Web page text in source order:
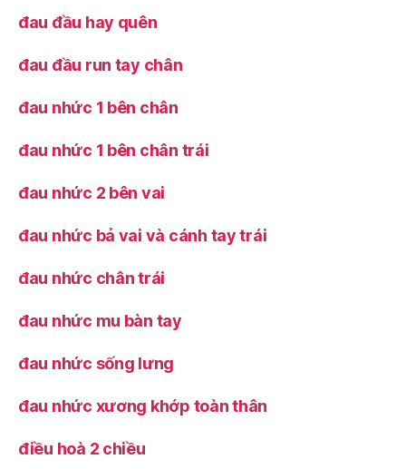
đau đầu hay quên
đau đầu run tay chân
đau nhức 1 bên chân
đau nhức 1 bên chân trái
đau nhức 2 bên vai
đau nhức bả vai và cánh tay trái
đau nhức chân trái
đau nhức mu bàn tay
đau nhức sống lưng
đau nhức xương khớp toàn thân
điều hoà 2 chiều